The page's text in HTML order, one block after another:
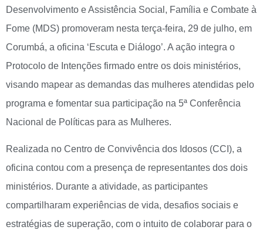
Desenvolvimento e Assistência Social, Família e Combate à
Fome (MDS) promoveram nesta terça-feira, 29 de julho, em
Corumbá, a oficina ‘Escuta e Diálogo’. A ação integra o
Protocolo de Intenções firmado entre os dois ministérios,
visando mapear as demandas das mulheres atendidas pelo
programa e fomentar sua participação na 5ª Conferência
Nacional de Políticas para as Mulheres.
Realizada no Centro de Convivência dos Idosos (CCI), a
oficina contou com a presença de representantes dos dois
ministérios. Durante a atividade, as participantes
compartilharam experiências de vida, desafios sociais e
estratégias de superação, com o intuito de colaborar para o